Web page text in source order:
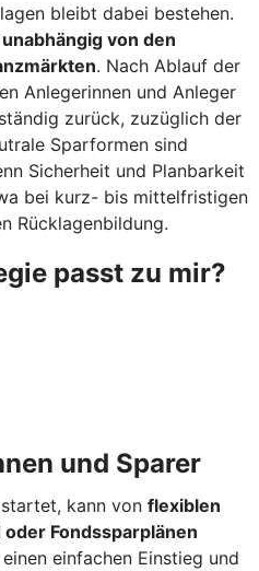
bleibt dabei bestehen.
von den
. Nach Ablauf der
Anlegerinnen und Anleger
zurück, zuzüglich der
Sparformen sind
Sicherheit und Planbarkeit
bei kurz- bis mittelfristigen
Rücklagenbildung.
passt zu mir?
und Sparer
kann von flexiblen
Fondssparplänen
einfachen Einstieg und